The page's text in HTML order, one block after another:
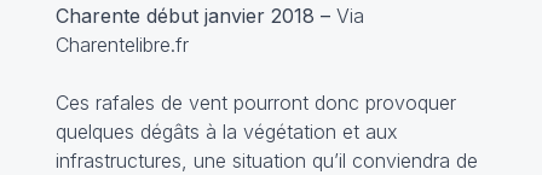
Charente début janvier 2018 – Via
Charentelibre.fr
Ces rafales de vent pourront donc provoquer
quelques dégâts à la végétation et aux
infrastructures, une situation qu’il conviendra de